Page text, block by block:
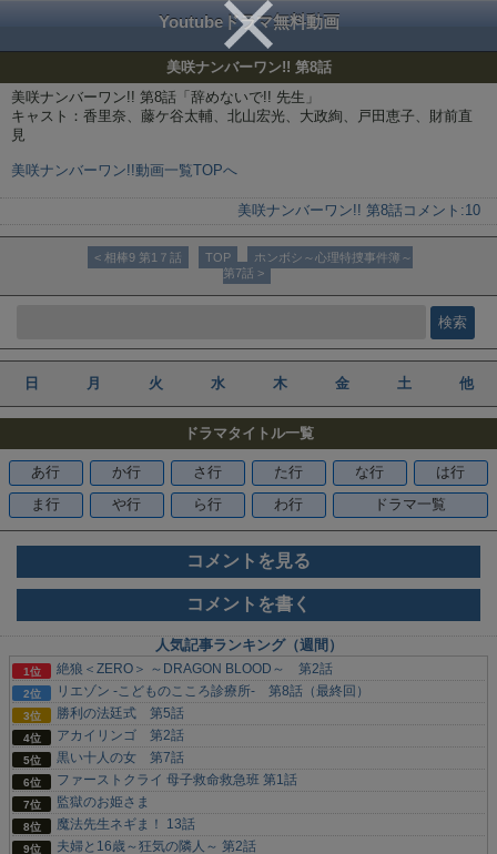
Youtubeドラマ無料動画
美咲ナンバーワン!! 第8話
美咲ナンバーワン!! 第8話「辞めないで!! 先生」
キャスト：香里奈、藤ケ谷太輔、北山宏光、大政絢、戸田恵子、財前直
見
美咲ナンバーワン!!動画一覧TOPへ
美咲ナンバーワン!! 第8話 コメント:10
< 相棒9 第1７話 TOP
ホンボシ～心理特捜事件簿～
第7話 >
日 月 火 水 木 金 土 他
ドラマタイトル一覧
あ行 か行 さ行 た行 な行
は行
ま行
や行 ら行 わ行 ドラマ一覧
コメントを見る
コメントを書く
人気記事ランキング（週間）
絶狼＜ZERO＞ ～DRAGON BLOOD～ 第2話
リエゾン -こどものこころ診療所- 第8話（最終回）
勝利の法廷式 第5話
アカイリンゴ 第2話
黒い十人の女 第7話
ファーストクライ 母子救命救急班 第1話
監獄のお姫さま
魔法先生ネギま！ 13話
夫婦と16歳～狂気の隣人～ 第2話